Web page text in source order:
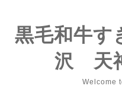
黒毛和牛
沢 天
Welcome